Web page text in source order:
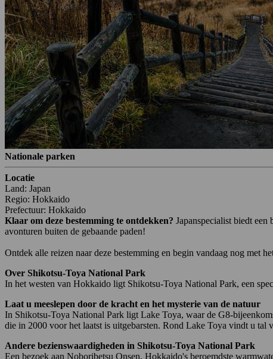
Nationale parken
Locatie
Land: Japan
Regio: Hokkaido
Prefectuur: Hokkaido
Klaar om deze bestemming te ontdekken? Japanspecialist biedt
avonturen buiten de gebaande paden!
Ontdek alle reizen naar deze bestemming en begin vandaag nog met
Over Shikotsu-Toya National Park
In het westen van Hokkaido ligt Shikotsu-Toya National Park, een
Laat u meeslepen door de kracht en het mysterie van de natuur
In Shikotsu-Toya National Park ligt Lake Toya, waar de G8-
die in 2000 voor het laatst is uitgebarsten. Rond Lake Toya vindt u tal
Andere bezienswaardigheden in Shikotsu-Toya National Park
Een bezoek aan Noboribetsu Onsen, Hokkaido's beroemdste